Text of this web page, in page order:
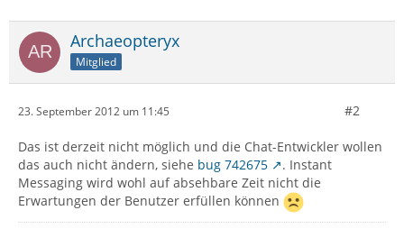
Archaeopteryx
Mitglied
23. September 2012 um 11:45 #2
Das ist derzeit nicht möglich und die Chat-Entwickler wollen
das auch nicht ändern, siehe bug 742675
. Instant
Messaging wird wohl auf absehbare Zeit nicht die
Erwartungen der Benutzer erfüllen können